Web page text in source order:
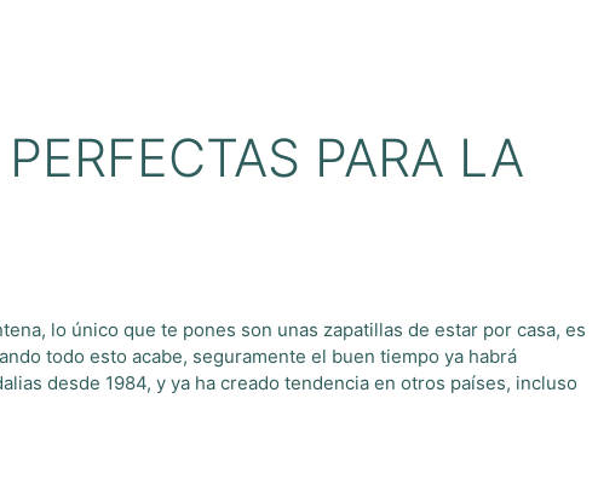
PARA LA
lo único que te pones son unas zapatillas de estar por casa, es
todo esto acabe, seguramente el buen tiempo ya habrá
desde 1984, y ya ha creado tendencia en otros países, incluso